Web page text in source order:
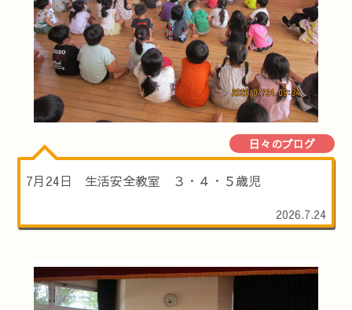
日々のブログ
7月24日 生活安全教室 ３・４・５歳児
2026.7.24